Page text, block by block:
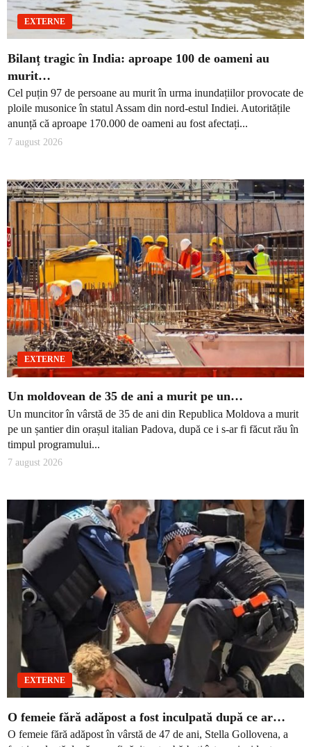
EXTERNE
Bilanț tragic în India: aproape 100 de oameni au
murit…
Cel puțin 97 de persoane au murit în urma inundațiilor provocate de
ploile musonice în statul Assam din nord-estul Indiei. Autoritățile
anunță că aproape 170.000 de oameni au fost afectați...
7 august 2026
EXTERNE
Un moldovean de 35 de ani a murit pe un…
Un muncitor în vârstă de 35 de ani din Republica Moldova a murit
pe un șantier din orașul italian Padova, după ce i s-ar fi făcut rău în
timpul programului...
7 august 2026
EXTERNE
O femeie fără adăpost a fost inculpată după ce ar…
O femeie fără adăpost în vârstă de 47 de ani, Stella Gollovena, a